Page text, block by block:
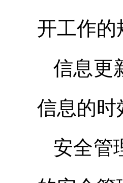
开工作的
信息更
信息的时
安全管